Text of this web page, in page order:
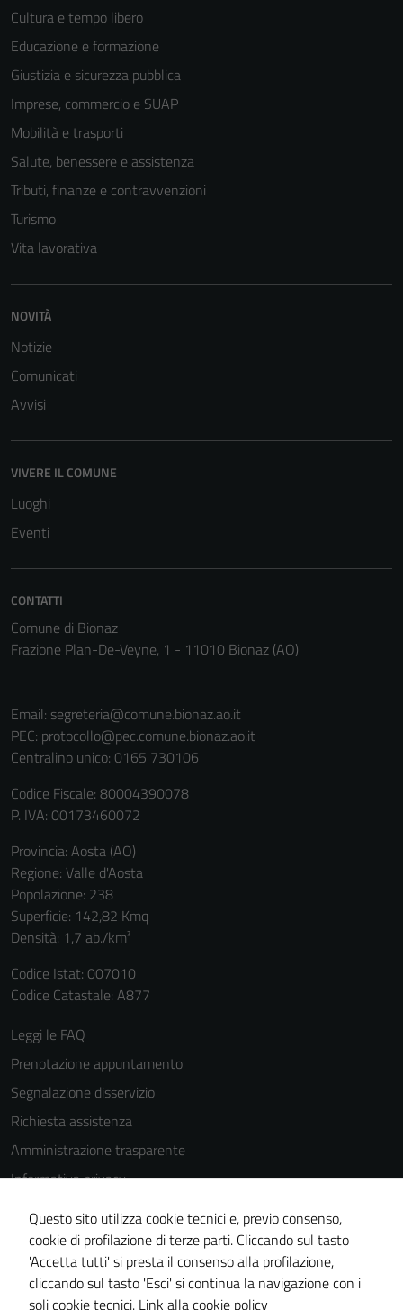
Cultura e tempo libero
Educazione e formazione
Giustizia e sicurezza pubblica
Imprese, commercio e SUAP
Mobilità e trasporti
Salute, benessere e assistenza
Tributi, finanze e contravvenzioni
Turismo
Vita lavorativa
NOVITÀ
Notizie
Comunicati
Avvisi
VIVERE IL COMUNE
Luoghi
Eventi
CONTATTI
Comune di Bionaz
Frazione Plan-De-Veyne, 1 - 11010 Bionaz (AO)
Email: segreteria@comune.bionaz.ao.it
PEC: protocollo@pec.comune.bionaz.ao.it
Centralino unico: 0165 730106
Codice Fiscale: 80004390078
P. IVA: 00173460072
Provincia: Aosta (AO)
Regione: Valle d'Aosta
Popolazione: 238
Superficie: 142,82 Kmq
Densità: 1,7 ab./km²
Codice Istat: 007010
Codice Catastale: A877
Leggi le FAQ
Prenotazione appuntamento
Segnalazione disservizio
Richiesta assistenza
Amministrazione trasparente
Informativa privacy
Cookie Policy
Note legali
Dichiarazione di accessibilità
Piano di miglioramento del sito
Questo sito utilizza cookie tecnici e, previo consenso,
cookie di profilazione di terze parti. Cliccando sul tasto
'Accetta tutti' si presta il consenso alla profilazione,
cliccando sul tasto 'Esci' si continua la navigazione con i
soli cookie tecnici. Link alla cookie policy
Questi cookie
essere
informazioni